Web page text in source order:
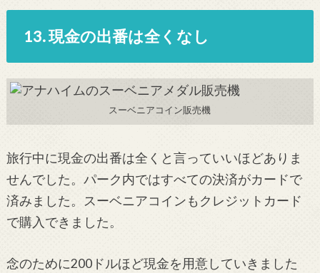
13. 現金の出番は全くなし
スーベニアコイン販売機
旅行中に現金の出番は全くと言っていいほどありま
せんでした。パーク内ではすべての決済がカードで
済みました。スーベニアコインもクレジットカード
で購入できました。
念のために200ドルほど現金を用意していきました